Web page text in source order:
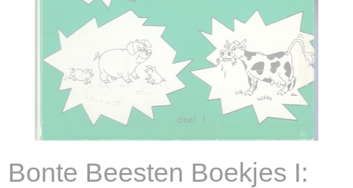
Bonte Beesten Boekjes I: